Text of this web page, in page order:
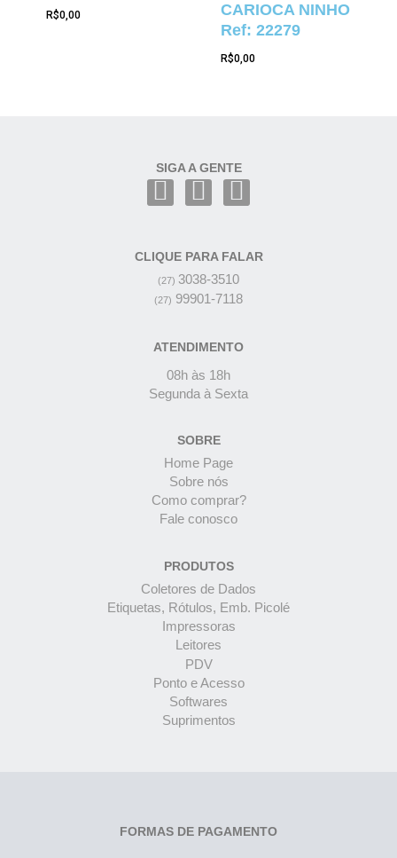
R$0,00
CARIOCA NINHO
Ref: 22279
R$0,00
SIGA A GENTE
CLIQUE PARA FALAR
(27) 3038-3510
(27) 99901-7118
ATENDIMENTO
08h às 18h
Segunda à Sexta
SOBRE
Home Page
Sobre nós
Como comprar?
Fale conosco
PRODUTOS
Coletores de Dados
Etiquetas, Rótulos, Emb. Picolé
Impressoras
Leitores
PDV
Ponto e Acesso
Softwares
Suprimentos
FORMAS DE PAGAMENTO